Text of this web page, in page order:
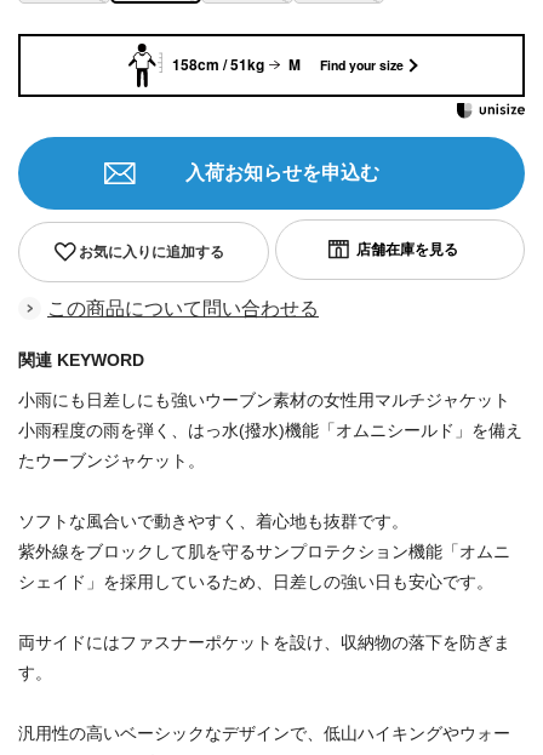
お気に入りに追加する
入荷お知らせを申込む
この商品について問い合わせる
関連 KEYWORD
小雨にも日差しにも強いウーブン素材の女性用マルチジャケット
小雨程度の雨を弾く、はっ水(撥水)機能「オムニシールド」を備え
たウーブンジャケット。
ソフトな風合いで動きやすく、着心地も抜群です。
紫外線をブロックして肌を守るサンプロテクション機能「オムニ
シェイド」を採用しているため、日差しの強い日も安心です。
両サイドにはファスナーポケットを設け、収納物の落下を防ぎま
す。
汎用性の高いベーシックなデザインで、低山ハイキングやウォー
158cm / 51kg M Find your size